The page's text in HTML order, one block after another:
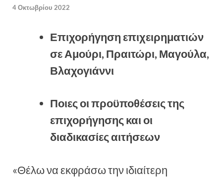
4 Οκτωβρίου 2022
Επιχορήγηση επιχειρηματιών
σε Αμούρι, Πραιτώρι, Μαγούλα,
Βλαχογιάννι
Ποιες οι προϋποθέσεις της
επιχορήγησης και οι
διαδικασίες αιτήσεων
«Θέλω να εκφράσω την ιδιαίτερη